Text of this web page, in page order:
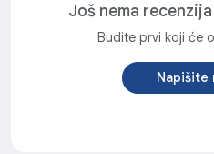
Još nema
Budite prvi koji će
Napišite